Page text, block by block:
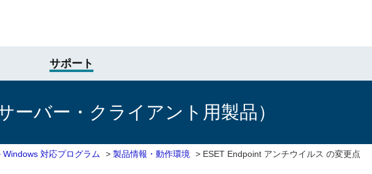
サポート
バー・クライアント用製品）
Windows 対応プログラム > 製品情報・動作環境 > ESET Endpoint アンチウイルス の変更点